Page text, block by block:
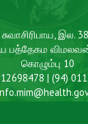
சுவாசிரிபாய, இல.
பத்தேகம
கொழும்பு 10
| (94)